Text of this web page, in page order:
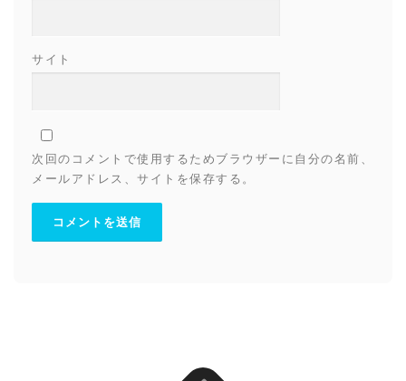
サイト
次回のコメントで使用するためブラウザーに自分の名前、
メールアドレス、サイトを保存する。